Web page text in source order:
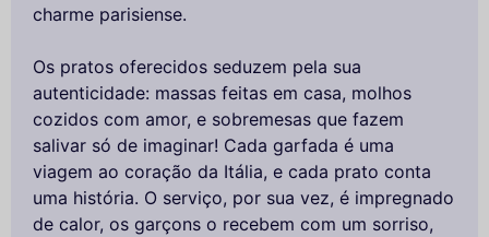
charme parisiense.
Os pratos oferecidos seduzem pela sua
autenticidade: massas feitas em casa, molhos
cozidos com amor, e sobremesas que fazem
salivar só de imaginar! Cada garfada é uma
viagem ao coração da Itália, e cada prato conta
uma história. O serviço, por sua vez, é impregnado
de calor, os garçons o recebem com um sorriso,